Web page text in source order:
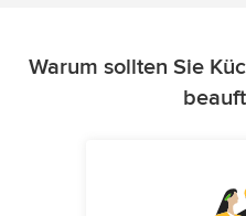
Warum sollten Sie